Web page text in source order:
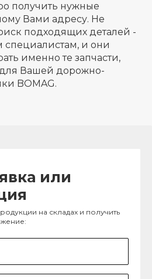
получить нужные
Вами адресу. Не
подходящих деталей -
специалистам, и они
именно те запчасти,
для Вашей дорожно-
BOMAG.
или
на складах и получить